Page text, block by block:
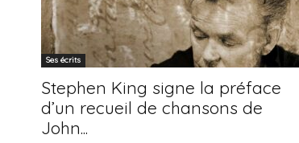
Ses écrits
Stephen King signe la préface
d’un recueil de chansons de
John...